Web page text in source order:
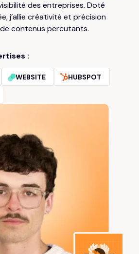
des entreprises. Doté
j’allie créativité et précision
contenus percutants.
:
WEBSITE HUBSPOT